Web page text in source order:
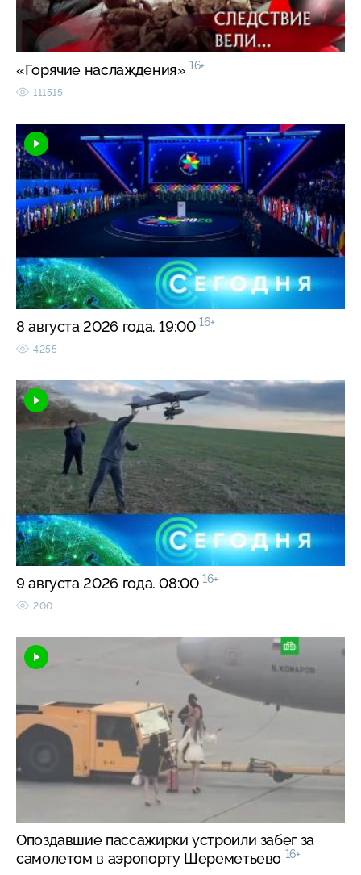
«Горячие наслаждения» 16+
111515
8 августа 2026 года. 19:00 16+
4255
9 августа 2026 года. 08:00 16+
200
Опоздавшие пассажирки устроили забег за
самолетом в аэропорту Шереметьево 16+